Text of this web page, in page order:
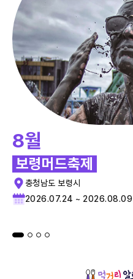
8월
보령머드축제
충청남도 보령시
2026.07.24 ~ 2026.08.09